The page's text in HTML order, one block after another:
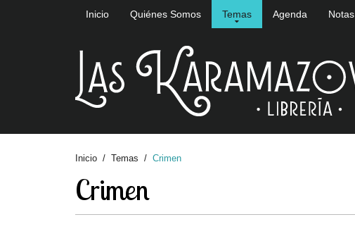
Inicio Quiénes Somos Temas Agenda Notas
Inicio Temas Crimen
Crimen